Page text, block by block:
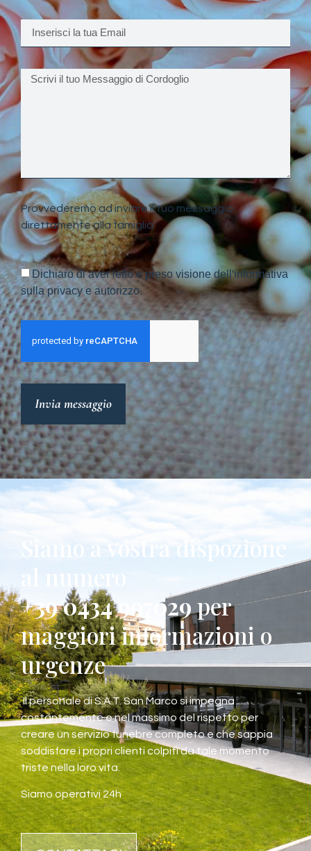
Provvederemo ad inviare il tuo messaggio
direttamente alla famiglia.
Dichiaro di aver letto e preso visione dell'informativa
sulla privacy e autorizzo.
Invia messaggio
Siamo a vostra dispozione
al numero
+39 0434 997029per
maggiori informazioni o
urgenze
Il personale di S.A.T. San Marco si impegna
costantemente e nel massimo del rispetto per
creare un servizio funebre completo e che sappia
soddisfare i propri clienti colpiti da tale momento
triste nella loro vita.
Siamo operativi 24h